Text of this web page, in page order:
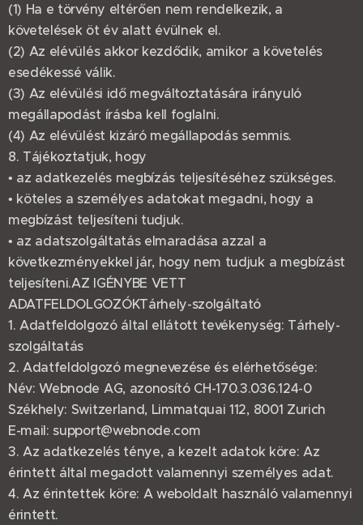
(1) Ha e törvény eltérően nem rendelkezik, a
követelések öt év alatt évülnek el.
(2) Az elévülés akkor kezdődik, amikor a követelés
esedékessé válik.
(3) Az elévülési idő megváltoztatására irányuló
megállapodást írásba kell foglalni.
(4) Az elévülést kizáró megállapodás semmis.
8. Tájékoztatjuk, hogy
• az adatkezelés megbízás teljesítéséhez szükséges.
• köteles a személyes adatokat megadni, hogy a
megbízást teljesíteni tudjuk.
• az adatszolgáltatás elmaradása azzal a
következményekkel jár, hogy nem tudjuk a megbízást
teljesíteni.AZ IGÉNYBE VETT
ADATFELDOLGOZÓKTárhely-szolgáltató
1. Adatfeldolgozó által ellátott tevékenység: Tárhely-
szolgáltatás
2. Adatfeldolgozó megnevezése és elérhetősége:
Név: Webnode AG, azonosító CH-170.3.036.124-0
Székhely: Switzerland, Limmatquai 112, 8001 Zurich
E-mail: support@webnode.com
3. Az adatkezelés ténye, a kezelt adatok köre: Az
érintett által megadott valamennyi személyes adat.
4. Az érintettek köre: A weboldalt használó valamennyi
érintett.